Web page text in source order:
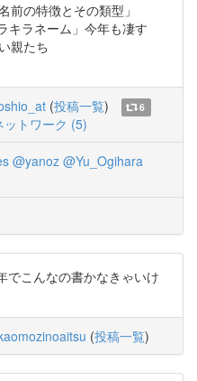
前の特徴とその類型」
キラネーム」今年も凄す
親たち
(投稿一覧)
6
ットワーク (5)
@yanoz @Yu_Ogihara
でこんなの書かなきゃいけ
(投稿一覧)